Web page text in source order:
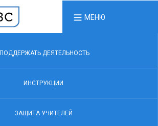
МЕНЮ
ПОДДЕРЖАТЬ ДЕЯТЕЛЬНОСТЬ
ИНСТРУКЦИИ
ЗАЩИТА УЧИТЕЛЕЙ